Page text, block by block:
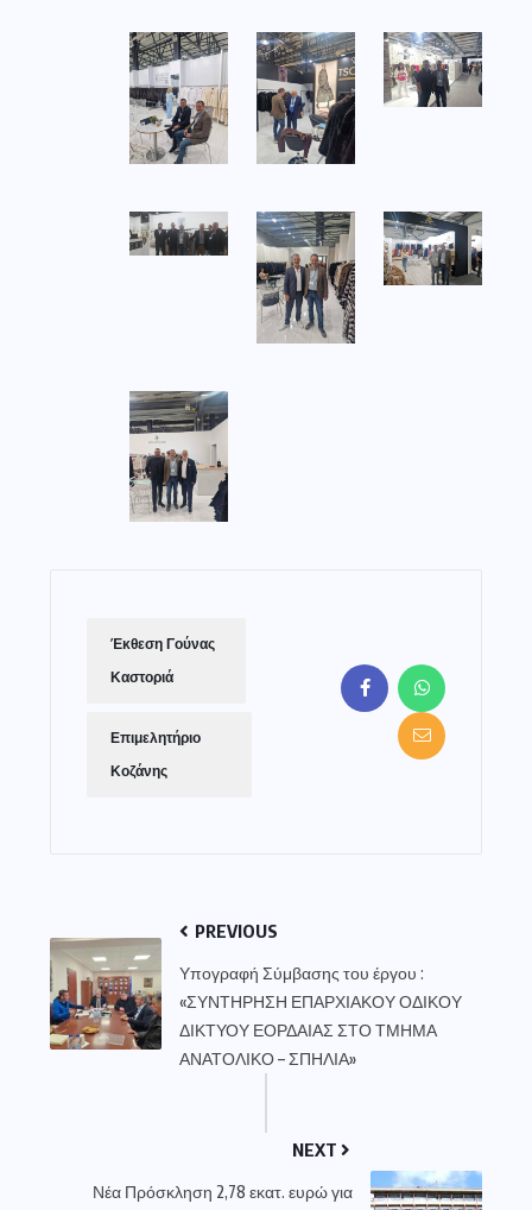
Έκθεση Γούνας
Καστοριά
Επιμελητήριο
Κοζάνης
PREVIOUS
Υπογραφή Σύμβασης του έργου :
«ΣΥΝΤΗΡΗΣΗ ΕΠΑΡΧΙΑΚΟΥ ΟΔΙΚΟΥ
ΔΙΚΤΥΟΥ ΕΟΡΔΑΙΑΣ ΣΤΟ ΤΜΗΜΑ
ΑΝΑΤΟΛΙΚΟ – ΣΠΗΛΙΑ»
NEXT
Νέα Πρόσκληση 2,78 εκατ. ευρώ για